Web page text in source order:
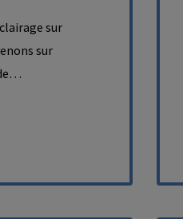
sur
sur